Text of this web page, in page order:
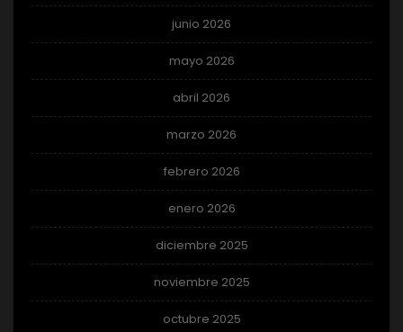
junio 2026
mayo 2026
abril 2026
marzo 2026
febrero 2026
enero 2026
diciembre 2025
noviembre 2025
octubre 2025